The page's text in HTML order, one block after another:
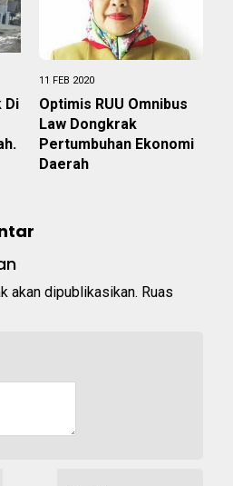
Di
11 FEB 2020
Optimis RUU Omnibus
Law Dongkrak
Pertumbuhan Ekonomi
Daerah
akan dipublikasikan. Ruas